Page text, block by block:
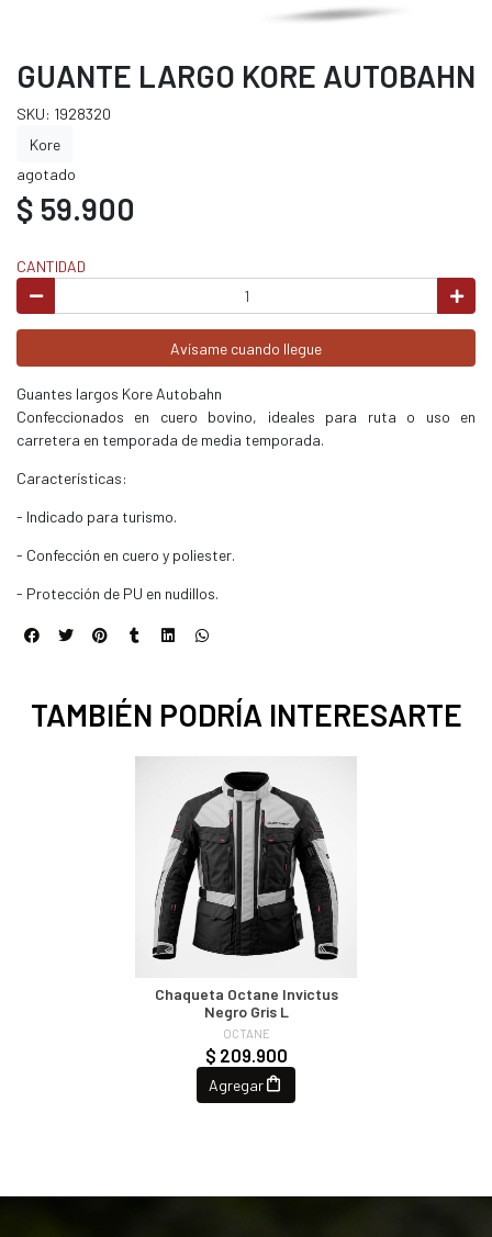
GUANTE LARGO KORE AUTOBAHN
SKU: 1928320
Kore
agotado
$ 59.900
CANTIDAD
Avísame cuando llegue
Guantes largos Kore Autobahn
Confeccionados en cuero bovino, ideales para ruta o uso en
carretera en temporada de media temporada.
Características:
- Indicado para turismo.
- Confección en cuero y poliester.
- Protección de PU en nudillos.
TAMBIÉN PODRÍA INTERESARTE
Chaqueta Octane Invictus
Negro Gris L
OCTANE
$ 209.900
Agregar